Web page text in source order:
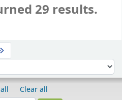
29 results.
Clear all